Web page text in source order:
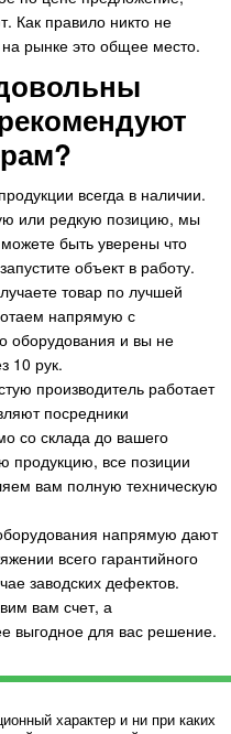
Как правило никто не
рынке это общее место.
всегда в наличии.
или редкую позицию, мы
быть уверены что
объект в работу.
товар по лучшей
напрямую с
оборудования и вы не
10 рук.
производитель работает
посредники
со склада до вашего
продукцию, все позиции
вам полную техническую
напрямую дают
всего гарантийного
заводских дефектов.
вам счет, а
выгодное для вас решение.
характер и ни при каких